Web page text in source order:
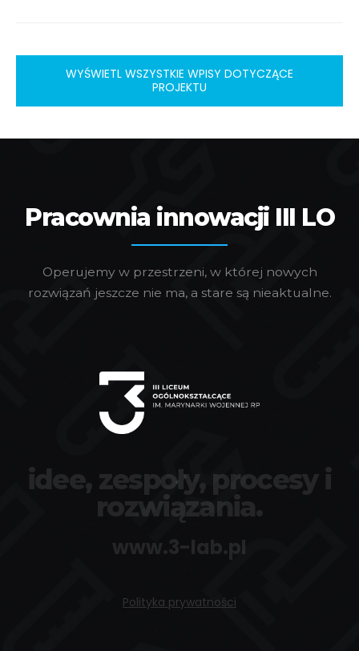
WYŚWIETL WSZYSTKIE WPISY DOTYCZĄCE
PROJEKTU
Pracownia innowacji III LO
Operujemy w przestrzeni, w której nowych
rozwiązań jeszcze nie ma, a stare są nieaktualne.
idee, zespoły, procesy i
rozwiązania.
www.3-lab.pl
Polityka prywatności